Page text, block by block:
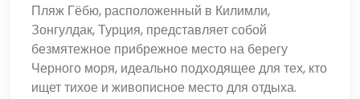
приезжаете ли вы в теплые летние месяцы или в
прохладное время года весной и осенью, Килимли
предлагает уникальный и спокойный отдых для
путешественников, ищущих природную красоту и связь
с промышленным прошлым Турции.
Пляж Гёбю, расположенный в Килимли,
Зонгулдак, Турция, представляет собой
безмятежное прибрежное место на берегу
Черного моря, идеально подходящее для тех, кто
ищет тихое и живописное место для отдыха.